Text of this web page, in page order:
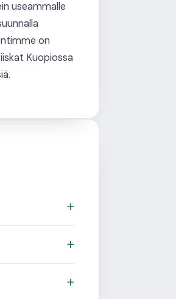
useammalle
on
Kuopiossa
+
+
+